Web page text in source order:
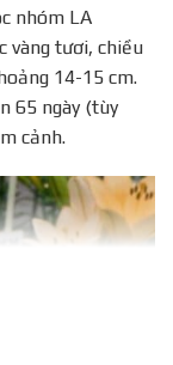
nhóm LA
vàng tươi, chiều
14-15 cm.
65 ngày (tùy
cảnh.